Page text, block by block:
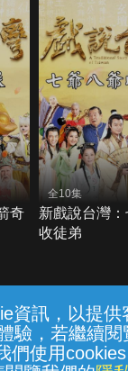
資訊，以提供
驗，若繼續閱
們使用
奇
全10集
新戲說台灣
收徒弟
客服 服務條